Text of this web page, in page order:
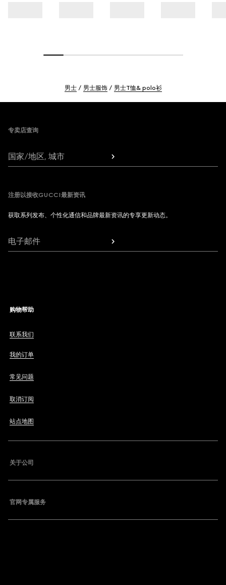
男士 男士服饰 男士T恤& polo衫
专卖店查询
国家/地区, 城市
注册以接收GUCCI最新资讯
获取系列发布、个性化通信和品牌最新资讯的专享更新动态。
电子邮件
购物帮助
联系我们
我的订单
常见问题
取消订阅
站点地图
关于公司
官网专属服务